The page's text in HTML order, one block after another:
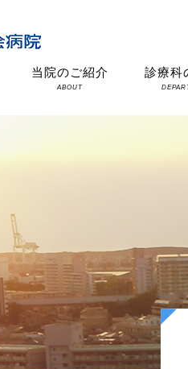
診療科
当院のご紹介
ABOUT